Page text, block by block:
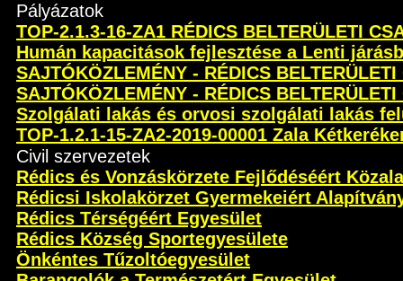
Pályázatok
TOP-2.1.3-16-ZA1 RÉDICS BELTERÜLETI
Humán kapacitások fejlesztése a Lenti
SAJTÓKÖZLEMÉNY - RÉDICS
SAJTÓKÖZLEMÉNY - RÉDICS
Szolgálati lakás és orvosi szolgálati lakás
TOP-1.2.1-15-ZA2-2019-00001 Zala
Civil szervezetek
Rédics és Vonzáskörzete Fejlődéséért
Rédicsi Iskolakörzet Gyermekeiért
Rédics Térségéért Egyesület
Rédics Község Sportegyesülete
Önkéntes Tűzoltóegyesület